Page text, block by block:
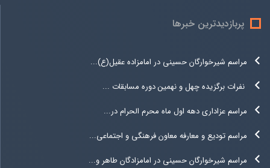
پربازدیدترین خبرها
مراسم شیرخوارگان حسینی در امامزاده عقیل(ع)...
نفرات برگزیده چهل و نهمین دوره مسابقات ...
مراسم عزاداری دهه اول ماه محرم الحرام در...
مراسم تودیع و معارفه معاون فرهنگی و اجتماعی...
مراسم شیرخوارگان حسینی در امامزادگان طاهر و...